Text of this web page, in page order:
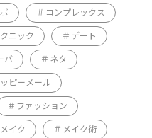
コンプレックス
ニック デート
バ ネタ
ピーメール
ファッション
メイク メイク術